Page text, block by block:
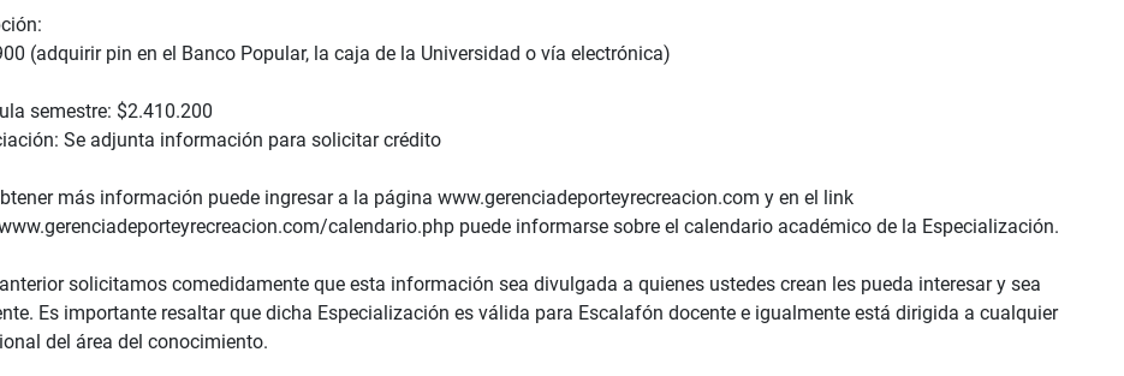
(adquirir pin en el Banco Popular, la caja de la Universidad o vía electrónica)
semestre: $2.410.200
Se adjunta información para solicitar crédito
más información puede ingresar a la página www.gerenciadeporteyrecreacion.com y en el link
calendario.php puede informarse sobre el calendario académico de la Especialización.
solicitamos comedidamente que esta información sea divulgada a quienes ustedes crean les pueda interesar y sea
Es importante resaltar que dicha Especialización es válida para Escalafón docente e igualmente está dirigida a cualquier
del área del conocimiento.